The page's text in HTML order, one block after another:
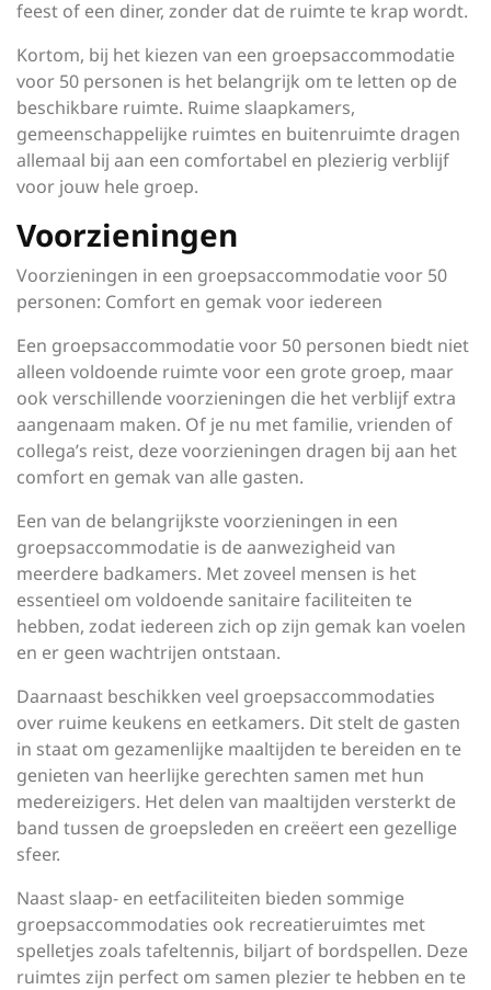
feest of een diner, zonder dat de ruimte te krap wordt.
Kortom, bij het kiezen van een groepsaccommodatie
voor 50 personen is het belangrijk om te letten op de
beschikbare ruimte. Ruime slaapkamers,
gemeenschappelijke ruimtes en buitenruimte dragen
allemaal bij aan een comfortabel en plezierig verblijf
voor jouw hele groep.
Voorzieningen
Voorzieningen in een groepsaccommodatie voor 50
personen: Comfort en gemak voor iedereen
Een groepsaccommodatie voor 50 personen biedt niet
alleen voldoende ruimte voor een grote groep, maar
ook verschillende voorzieningen die het verblijf extra
aangenaam maken. Of je nu met familie, vrienden of
collega’s reist, deze voorzieningen dragen bij aan het
comfort en gemak van alle gasten.
Een van de belangrijkste voorzieningen in een
groepsaccommodatie is de aanwezigheid van
meerdere badkamers. Met zoveel mensen is het
essentieel om voldoende sanitaire faciliteiten te
hebben, zodat iedereen zich op zijn gemak kan voelen
en er geen wachtrijen ontstaan.
Daarnaast beschikken veel groepsaccommodaties
over ruime keukens en eetkamers. Dit stelt de gasten
in staat om gezamenlijke maaltijden te bereiden en te
genieten van heerlijke gerechten samen met hun
medereizigers. Het delen van maaltijden versterkt de
band tussen de groepsleden en creëert een gezellige
sfeer.
Naast slaap- en eetfaciliteiten bieden sommige
groepsaccommodaties ook recreatieruimtes met
spelletjes zoals tafeltennis, biljart of bordspellen. Deze
ruimtes zijn perfect om samen plezier te hebben en te